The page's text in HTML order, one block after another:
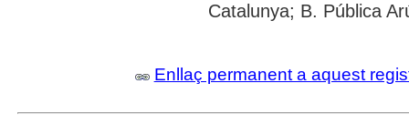
Catalunya; B. Pública
Enllaç permanent a aquest